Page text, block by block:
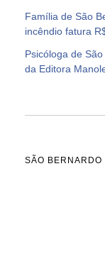
Família de São
incêndio fatura
Psicóloga de
da Editora
SÃO BERNARDO